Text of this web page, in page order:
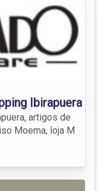
Ibirapuera
artigos de
Moema, loja M